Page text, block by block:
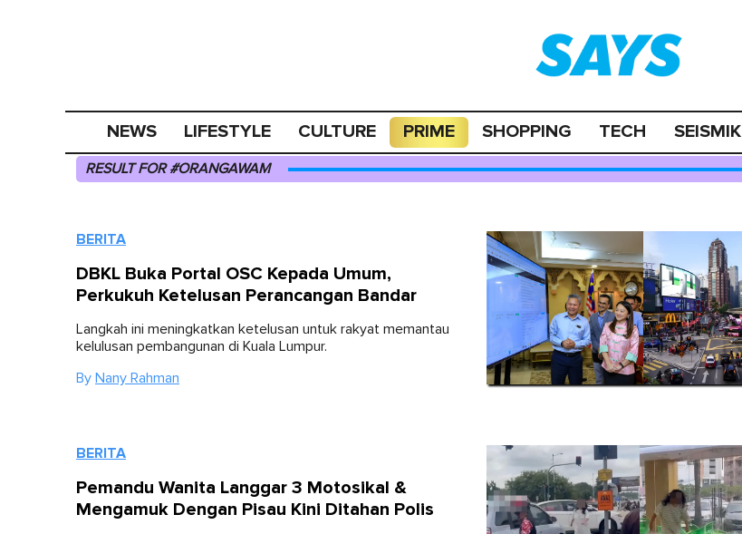
NEWS LIFESTYLE CULTURE PRIME SHOPPING TECH SEISMIK
RESULT FOR #ORANGAWAM
BERITA
DBKL Buka Portal OSC Kepada Umum,
Perkukuh Ketelusan Perancangan Bandar
Langkah ini meningkatkan ketelusan untuk rakyat memantau
kelulusan pembangunan di Kuala Lumpur.
By Nany Rahman
BERITA
Pemandu Wanita Langgar 3 Motosikal &
Mengamuk Dengan Pisau Kini Ditahan Polis